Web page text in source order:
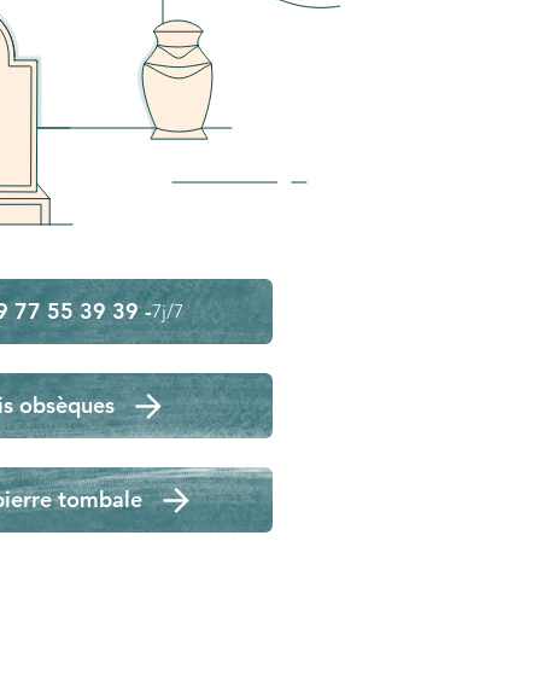
77 55 39 39 -7j/7
obsèques
tombale